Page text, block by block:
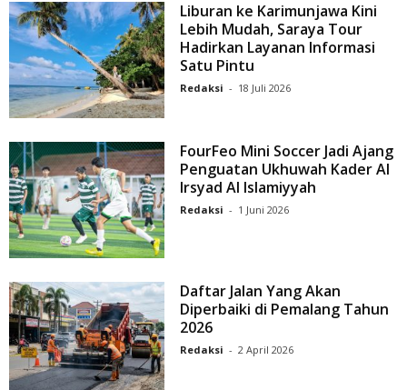
Liburan ke Karimunjawa Kini
Lebih Mudah, Saraya Tour
Hadirkan Layanan Informasi
Satu Pintu
Redaksi - 18 Juli 2026
FourFeo Mini Soccer Jadi Ajang
Penguatan Ukhuwah Kader Al
Irsyad Al Islamiyyah
Redaksi - 1 Juni 2026
Daftar Jalan Yang Akan
Diperbaiki di Pemalang Tahun
2026
Redaksi - 2 April 2026